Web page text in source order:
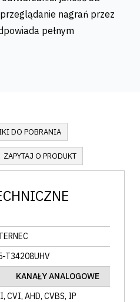
nagrań przez
pełnym
DO POBRANIA
ZAPYTAJ O PRODUKT
T34208UHV
KANAŁY ANALOGOWE
, CVI, AHD, CVBS, IP